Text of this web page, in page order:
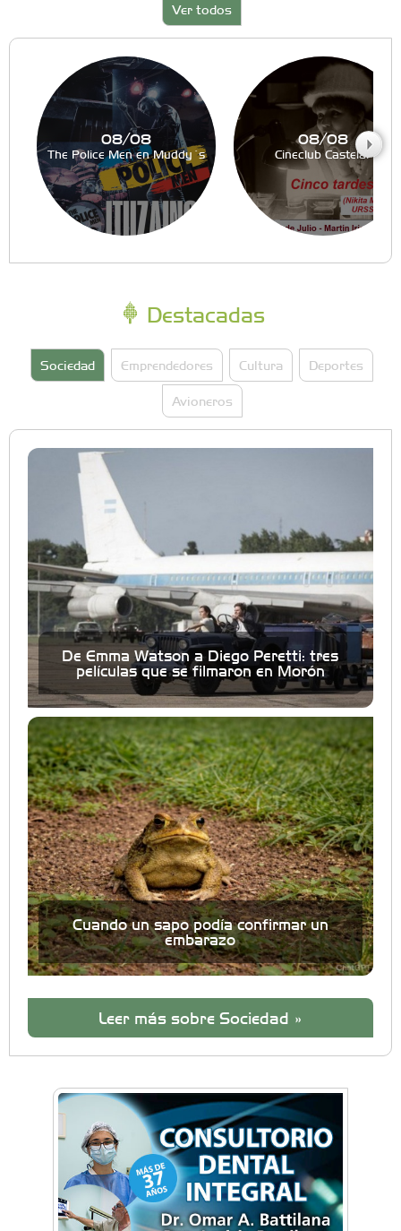
Ver todos
08/08
The Police Men en Muddy´s
08/08
Cineclub Castelar
Destacadas
Sociedad Emprendedores Cultura Deportes
Avioneros
De Emma Watson a Diego Peretti: tres
películas que se filmaron en Morón
Cuando un sapo podía confirmar un
embarazo
Leer más sobre Sociedad »